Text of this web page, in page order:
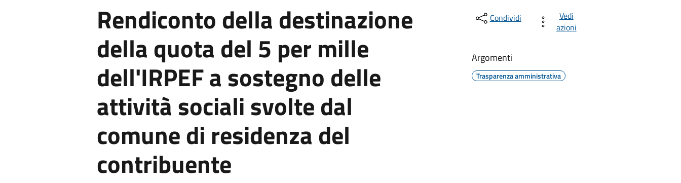
Rendiconto della destinazione
della quota del 5 per mille
dell'IRPEF a sostegno delle
attività sociali svolte dal
comune di residenza del
contribuente
Condividi
Vedi
azioni
Argomenti
Trasparenza amministrativa